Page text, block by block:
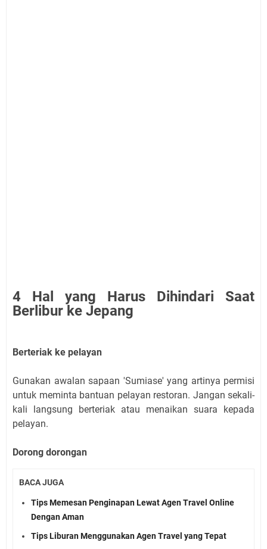
4 Hal yang Harus Dihindari Saat
Berlibur ke Jepang
Berteriak ke pelayan
Gunakan awalan sapaan 'Sumiase' yang artinya permisi
untuk meminta bantuan pelayan restoran. Jangan sekali-
kali langsung berteriak atau menaikan suara kepada
pelayan.
Dorong dorongan
BACA JUGA
Tips Memesan Penginapan Lewat Agen Travel Online
Dengan Aman
Tips Liburan Menggunakan Agen Travel yang Tepat